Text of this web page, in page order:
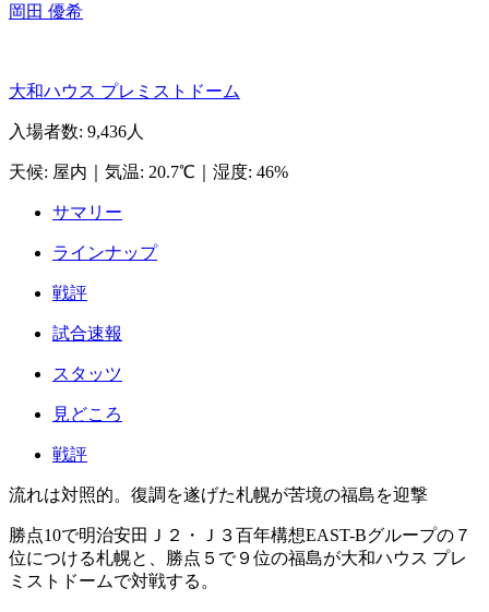
岡田 優希
大和ハウス プレミストドーム
入場者数: 9,436人
天候: 屋内 気温: 20.7℃ 湿度: 46%
サマリー
ラインナップ
戦評
試合速報
スタッツ
見どころ
戦評
流れは対照的。復調を遂げた札幌が苦境の福島を迎撃
勝点10で明治安田Ｊ２・Ｊ３百年構想EAST-Bグループの７
位につける札幌と、勝点５で９位の福島が大和ハウス プレ
ミストドームで対戦する。